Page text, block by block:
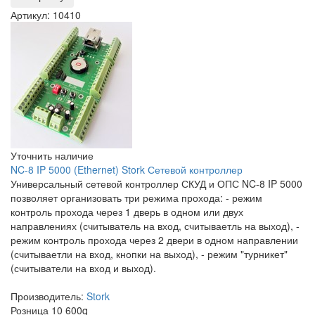
Артикул: 10410
Уточнить наличие
NC-8 IP 5000 (Ethernet) Stork Сетевой контроллер
Универсальный сетевой контроллер СКУД и ОПС NC-8 IP 5000
позволяет организовать три режима прохода: - режим
контроль прохода через 1 дверь в одном или двух
направлениях (считыватель на вход, считываетль на выход), -
режим контроль прохода через 2 двери в одном направлении
(считываетли на вход, кнопки на выход), - режим "турникет"
(считыватели на вход и выход).
Производитель: Stork
Розница 10 600q